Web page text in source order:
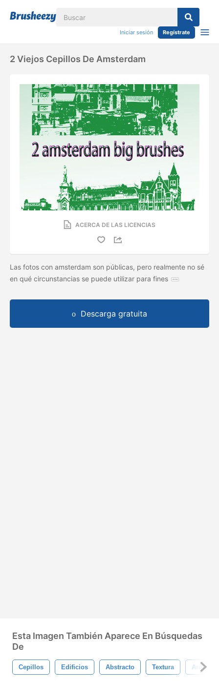
Iniciar sesión Regístrate
2 Viejos Cepillos De Amsterdam
ACERCA DE LAS LICENCIAS
Las fotos con amsterdam son públicas, pero realmente no sé
en qué circunstancias se puede utilizar para fines
Descarga gratuita
Esta Imagen También Aparece En Búsquedas
De
Cepillos Edificios Abstracto Textura